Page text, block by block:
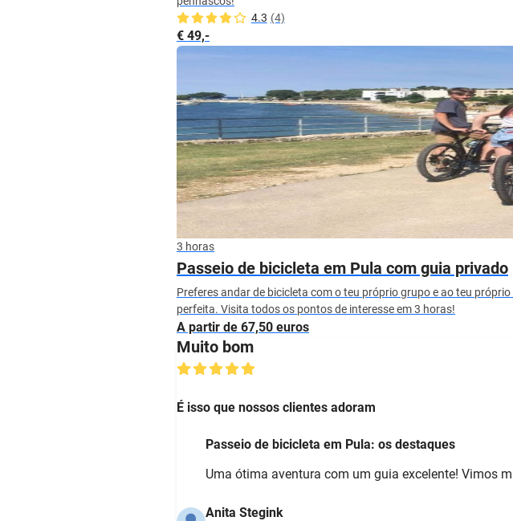
4.3 (4)
€ 49,-
3 horas
Passeio de bicicleta em Pula com guia privado
Preferes andar de bicicleta com o teu próprio grupo e ao teu
perfeita. Visita todos os pontos de interesse em 3 horas!
A partir de 67,50 euros
Muito bom
É isso que nossos clientes adoram
Passeio de bicicleta em Pula: os destaques
Uma ótima aventura com um guia excelente! Vimos
Anita Stegink